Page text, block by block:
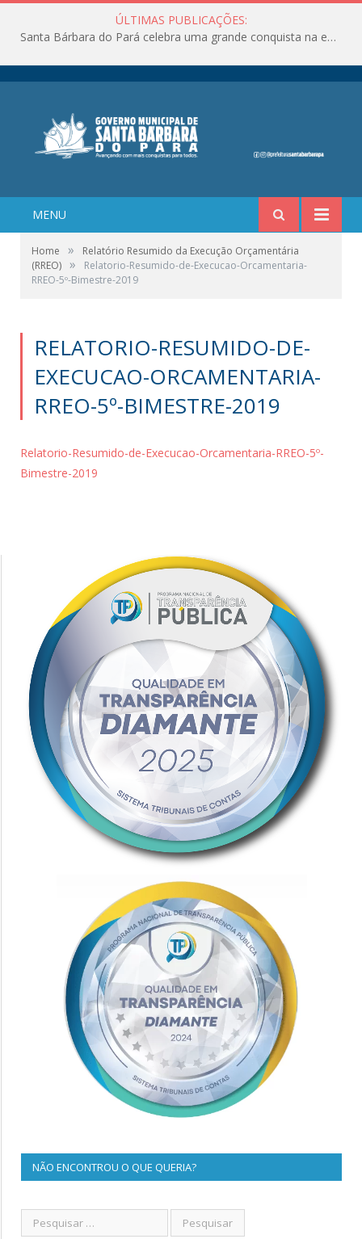
ÚLTIMAS PUBLICAÇÕES:
Santa Bárbara do Pará celebra uma grande conquista na educação!
MENU
Home »
Relatório Resumido da Execução Orçamentária
(RREO) »
Relatorio-Resumido-de-Execucao-Orcamentaria-
RREO-5º-Bimestre-2019
RELATORIO-RESUMIDO-DE-
EXECUCAO-ORCAMENTARIA-
RREO-5º-BIMESTRE-2019
Relatorio-Resumido-de-Execucao-Orcamentaria-RREO-5º-
Bimestre-2019
NÃO ENCONTROU O QUE QUERIA?